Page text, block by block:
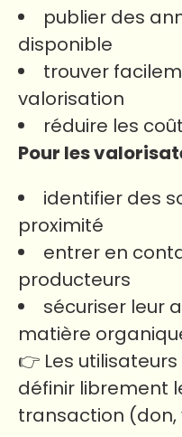
publier des
disponible
trouver
valorisation
réduire les
Pour les
identifier des
proximité
entrer en
producteurs
sécuriser leur
matière
👉 Les
définir librement
transaction